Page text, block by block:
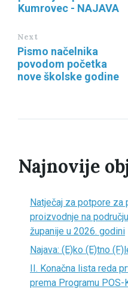
Kumrovec - NAJAVA
Next
Pismo načelnika
povodom početka
nove školske godine
Najnovije
Natječaj za potpore za
proizvodnje na
županije u 2026. godini
Najava: (E)ko (E)tno
II. Konačna lista reda
prema Programu POS-